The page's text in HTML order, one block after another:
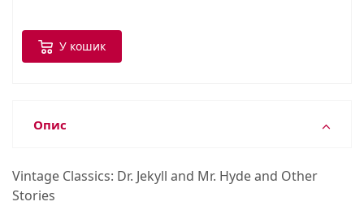
У кошик
Опис
Vintage Classics: Dr. Jekyll and Mr. Hyde and Other
Stories